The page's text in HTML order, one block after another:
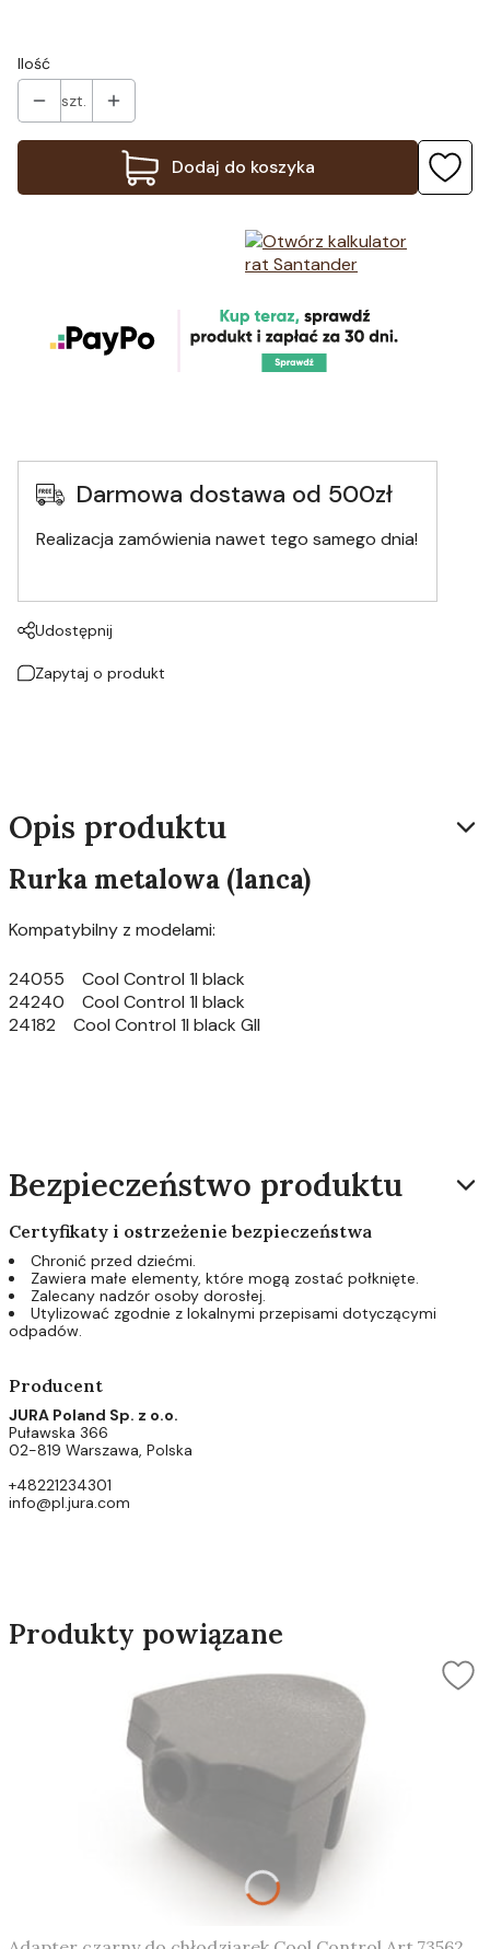
Ilość
szt.
Dodaj do koszyka
Darmowa dostawa od 500zł
Realizacja zamówienia nawet tego samego dnia!
Udostępnij
Zapytaj o produkt
Opis produktu
Rurka metalowa (lanca)
Kompatybilny z modelami:
24055 Cool Control 1l black
24240 Cool Control 1l black
24182 Cool Control 1l black GII
Bezpieczeństwo produktu
Certyfikaty i ostrzeżenie bezpieczeństwa
Chronić przed dziećmi.
Zawiera małe elementy, które mogą zostać połknięte.
Zalecany nadzór osoby dorosłej.
Utylizować zgodnie z lokalnymi przepisami dotyczącymi
odpadów.
Producent
JURA Poland Sp. z o.o.
Puławska 366
02-819 Warszawa, Polska
+48221234301
info@pl.jura.com
Produkty powiązane